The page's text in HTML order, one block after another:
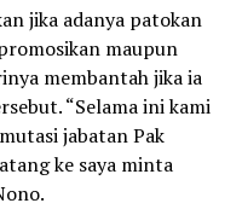
jika adanya patokan
maupun
membantah jika ia
“Selama ini kami
jabatan Pak
ke saya minta